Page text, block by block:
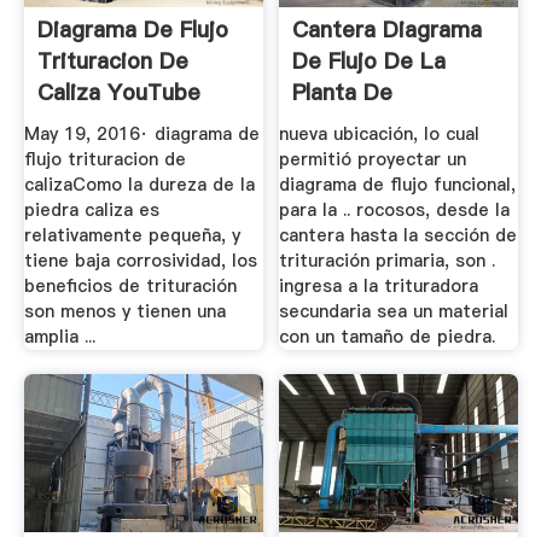
Diagrama De Flujo
Trituracion De
Caliza YouTube
May 19, 2016· diagrama de
flujo trituracion de
calizaComo la dureza de la
piedra caliza es
relativamente pequeña, y
tiene baja corrosividad, los
beneficios de trituración
son menos y tienen una
amplia ...
Cantera Diagrama
De Flujo De La
Planta De
Trituracion De ...
nueva ubicación, lo cual
permitió proyectar un
diagrama de flujo funcional,
para la .. rocosos, desde la
cantera hasta la sección de
trituración primaria, son .
ingresa a la trituradora
secundaria sea un material
con un tamaño de piedra.